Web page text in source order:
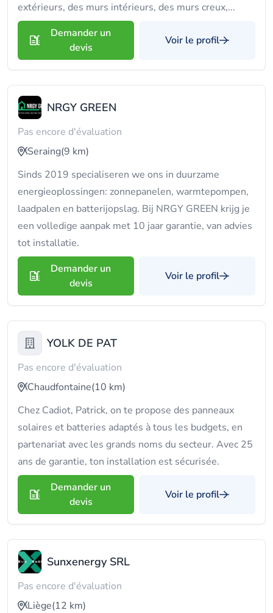
extérieurs, des murs intérieurs, des murs creux,...
Demander un
devis
Voir le profil
NRGY GREEN
Pas encore d'évaluation
Seraing(9 km)
Sinds 2019 specialiseren we ons in duurzame
energieoplossingen: zonnepanelen, warmtepompen,
laadpalen en batterijopslag. Bij NRGY GREEN krijg je
een volledige aanpak met 10 jaar garantie, van advies
tot installatie.
Demander un
devis
Voir le profil
YOLK DE PAT
Pas encore d'évaluation
Chaudfontaine(10 km)
Chez Cadiot, Patrick, on te propose des panneaux
solaires et batteries adaptés à tous les budgets, en
partenariat avec les grands noms du secteur. Avec 25
ans de garantie, ton installation est sécurisée.
Demander un
devis
Voir le profil
Sunxenergy SRL
Pas encore d'évaluation
Liège(12 km)